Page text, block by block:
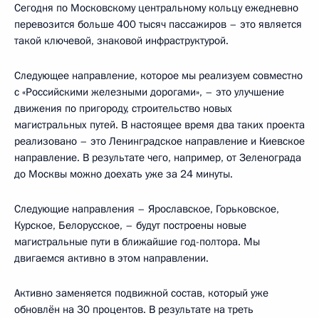
Сегодня по Московскому центральному кольцу ежедневно
перевозится больше 400 тысяч пассажиров – это является
такой ключевой, знаковой инфраструктурой.
Следующее направление, которое мы реализуем совместно
с «Российскими железными дорогами», – это улучшение
движения по пригороду, строительство новых
магистральных путей. В настоящее время два таких проекта
реализовано – это Ленинградское направление и Киевское
направление. В результате чего, например, от Зеленограда
до Москвы можно доехать уже за 24 минуты.
Следующие направления – Ярославское, Горьковское,
Курское, Белорусское, – будут построены новые
магистральные пути в ближайшие год-полтора. Мы
двигаемся активно в этом направлении.
Активно заменяется подвижной состав, который уже
обновлён на 30 процентов. В результате на треть